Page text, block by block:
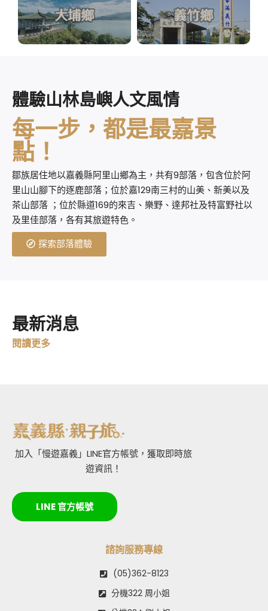
體驗山林島嶼人文風情
每一步，都是最嘉景
點！
鄒族居住地以嘉義縣阿里山鄉為主，共有9部落，包含位於阿
里山山腳下的逐鹿部落；位於嘉129南三村的山美、新美以及
茶山部落 ；位於縣道169的來吉、樂野、達邦社及特富野社以
及里佳部落，各有其旅遊特色。
探索部落體驗
最新消息
閱讀更多
加入「慢遊嘉義」LINE官方帳號，獲取即時旅
遊資訊！
LINE 官方帳號
諮詢服務專線
(05)362-8123
分機322 周小姐